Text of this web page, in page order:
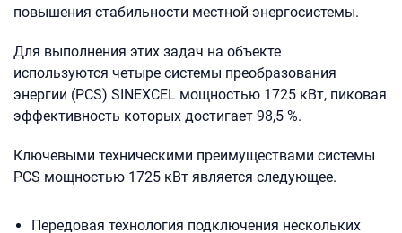
повышения стабильности местной энергосистемы.
Для выполнения этих задач на объекте
используются четыре системы преобразования
энергии (PCS) SINEXCEL мощностью 1725 кВт, пиковая
эффективность которых достигает 98,5 %.
Ключевыми техническими преимуществами системы
PCS мощностью 1725 кВт является следующее.
Передовая технология подключения нескольких